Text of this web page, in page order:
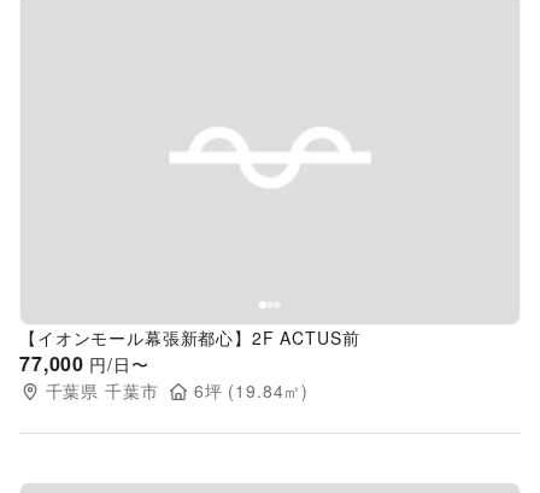
Previous slide
【イオンモール幕張新都心】2F ACTUS前
77,000 円/日〜
千葉県 千葉市 6坪 (19.84㎡)